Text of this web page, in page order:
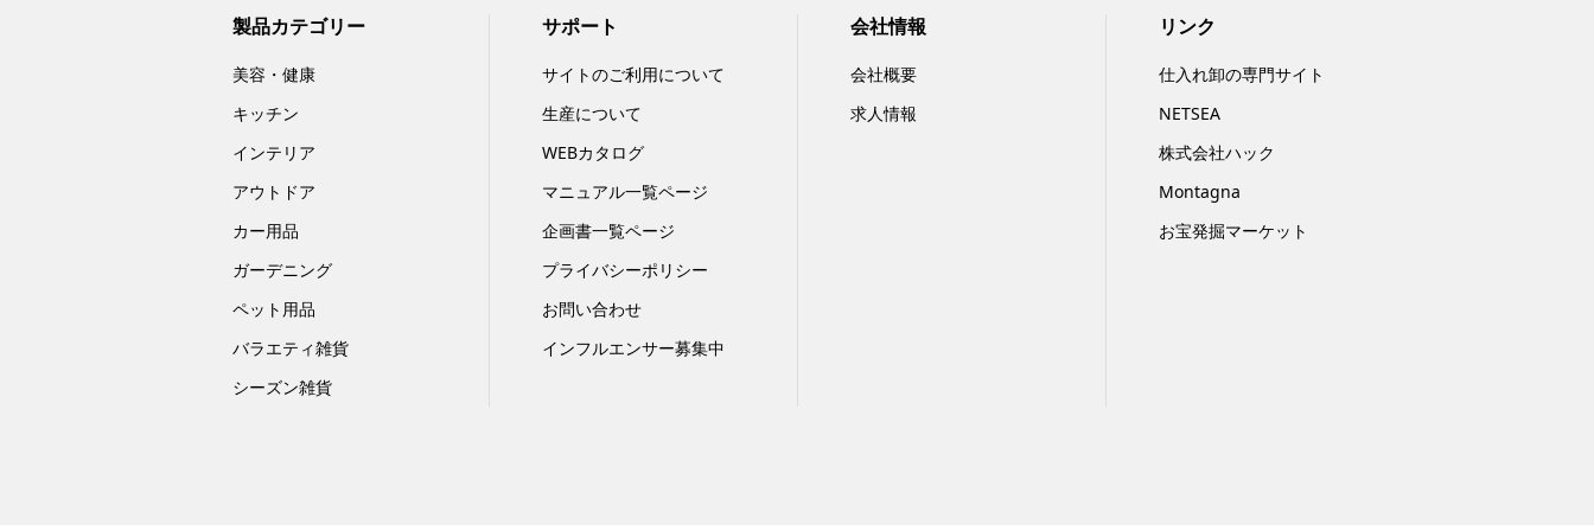
製品カテゴリー
美容・健康
キッチン
インテリア
アウトドア
カー用品
ガーデニング
ペット用品
バラエティ雑貨
シーズン雑貨
サポート
サイトのご利用について
生産について
WEBカタログ
マニュアル一覧ページ
企画書一覧ページ
プライバシーポリシー
お問い合わせ
インフルエンサー募集中
会社情報
会社概要
求人情報
リンク
仕入れ卸の専門サイト
NETSEA
株式会社ハック
Montagna
お宝発掘マーケット